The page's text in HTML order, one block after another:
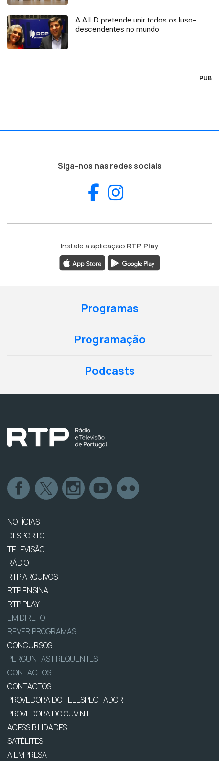
A AILD pretende unir todos os luso-
descendentes no mundo
PUB
Siga-nos nas redes sociais
Facebook
Instale a aplicação RTP Play
Programas
Programação
Podcasts
NOTÍCIAS
DESPORTO
TELEVISÃO
RÁDIO
RTP ARQUIVOS
RTP ENSINA
RTP PLAY
EM DIRETO
REVER PROGRAMAS
CONCURSOS
PERGUNTAS FREQUENTES
CONTACTOS
CONTACTOS
PROVEDORA DO TELESPECTADOR
PROVEDORA DO OUVINTE
ACESSIBILIDADES
SATÉLITES
A EMPRESA